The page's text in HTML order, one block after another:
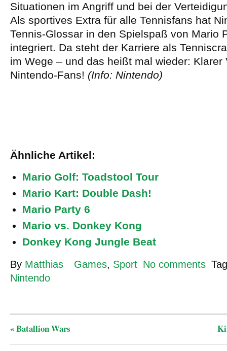
Situationen im Angriff und bei der
Als sportives Extra für alle Tennisfans hat
Tennis-Glossar in den Spielspaß von Mario
integriert. Da steht der Karriere als
im Wege – und das heißt mal wieder: Klarer
Nintendo-Fans! (Info: Nintendo)
Ähnliche Artikel:
Mario Golf: Toadstool Tour
Mario Kart: Double Dash!
Mario Party 6
Mario vs. Donkey Kong
Donkey Kong Jungle Beat
By Matthias Games, Sport No comments
Nintendo
«Batallion Wars